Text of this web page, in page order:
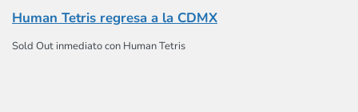
Human Tetris regresa a la CDMX
Sold Out inmediato con Human Tetris